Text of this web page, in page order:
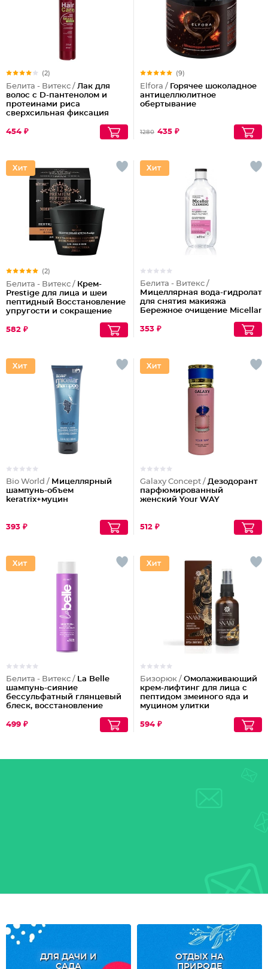
(2)
Белита - Витекс / Лак для
волос с D-пантенолом и
протеинами риса
сверхсильная фиксация
454 ₽
(9)
Elfora / Горячее шоколадное
антицеллюлитное
обертывание
1280 435 ₽
(2)
Белита - Витекс / Крем-
Prestige для лица и шеи
пептидный Восстановление
упругости и сокращение
582 ₽
Белита - Витекс /
Мицеллярная вода-гидролат
для снятия макияжа
Бережное очищение Micellar
353 ₽
Bio World / Мицеллярный
шампунь-объем
keratrix+муцин
393 ₽
Galaxy Concept / Дезодорант
парфюмированный
женский Your WAY
512 ₽
Белита - Витекс / La Belle
шампунь-сияние
бессульфатный глянцевый
блеск, восстановление
499 ₽
Бизорюк / Омолаживающий
крем-лифтинг для лица с
пептидом змеиного яда и
муцином улитки
594 ₽
ДЛЯ ДАЧИ И
САДА
ОТДЫХ НА
ПРИРОДЕ